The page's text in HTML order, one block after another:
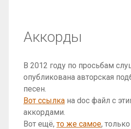
Аккорды
В 2012 году по просьбам
опубликована авторская
песен.
Вот ссылка на doc файл с
аккордами.
Вот ещё,то же самое, только